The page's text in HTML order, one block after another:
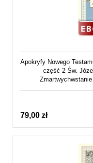
Apokryfy Nowego
część 2 Św.
79,00 zł